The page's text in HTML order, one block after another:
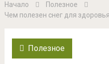
Начало
Полезное
Чем полезен снег для
Полезное